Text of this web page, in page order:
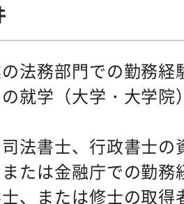
の法務部門での勤務経
の就学（大学・大学
司法書士、行政書士の
または金融庁での勤務
士、または修士の取得